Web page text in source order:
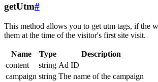
getUtm#
This method allows you to get utm tags, if the
them at the time of the visitor's first site visit.
Name Type
Description
content
string Ad ID
campaign string The name of the campaign